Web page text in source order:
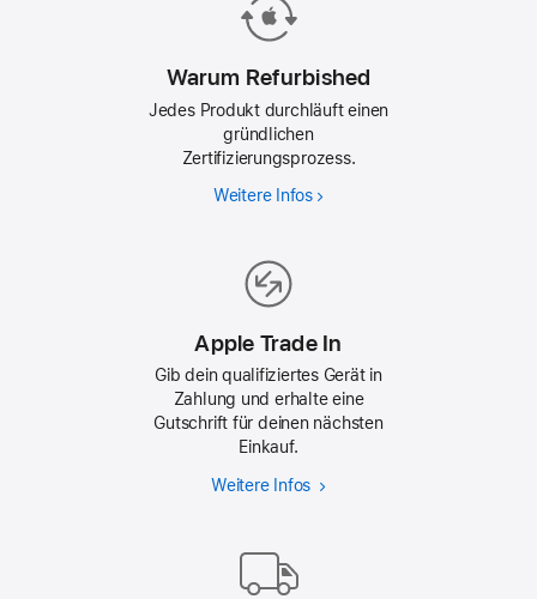
Warum Refurbished
Jedes Produkt durchläuft einen
gründlichen
Zertifizierungsprozess.
Weitere InfosWarum
Apple Trade In
Gib dein qualifiziertes Gerät in
Zahlung und erhalte eine
Gutschrift für deinen nächsten
Einkauf.
Weitere Infos Apple